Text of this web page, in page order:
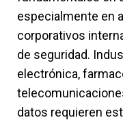
especialmente en
corporativos
de seguridad.
electrónica,
datos requieren